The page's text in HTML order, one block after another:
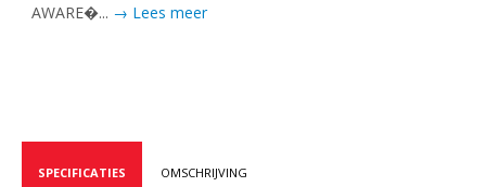
AWARE�... → Lees meer
SPECIFICATIES OMSCHRIJVING